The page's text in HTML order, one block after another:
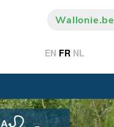
Wallonie.be
EN FR NL